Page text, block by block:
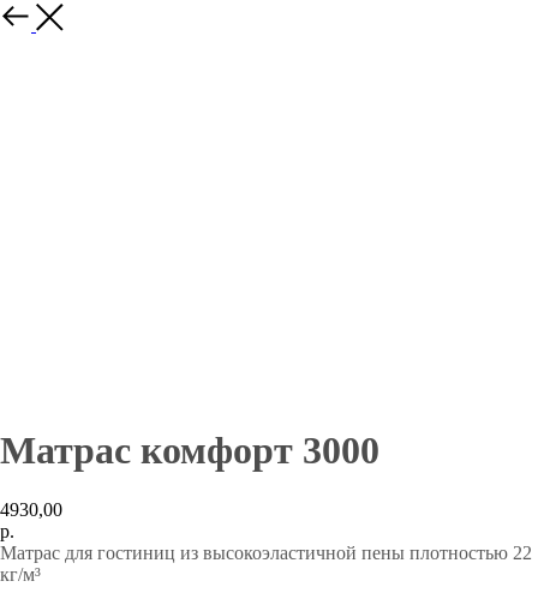
Матрас комфорт 3000
4930,00
р.
Матрас для гостиниц из высокоэластичной пены плотностью 22
кг/м³